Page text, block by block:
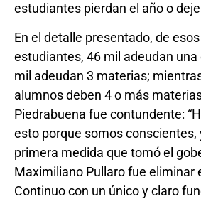
estudiantes pierdan el año o
En el detalle presentado, de esos
estudiantes, 46 mil adeudan
mil adeudan 3 materias;
alumnos deben 4 o más
Piedrabuena fue contundente:
esto porque somos conscientes,
primera medida que tomó el
Maximiliano Pullaro fue eliminar
Continuo con un único y claro